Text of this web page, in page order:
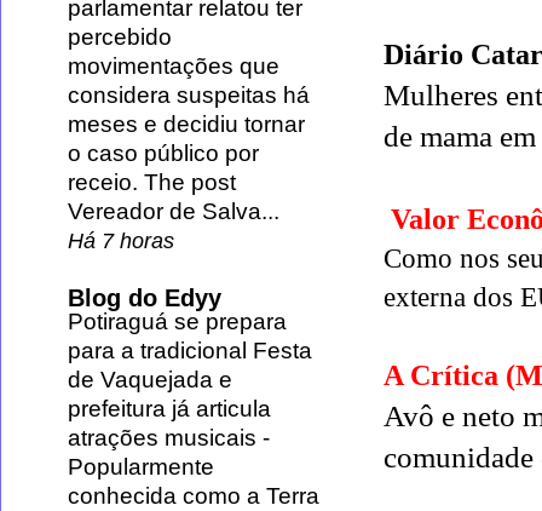
Diário
Mulheres
de mama
Valor
Como nos
externa dos
A Crítica
Avô e neto
comunidade
parlamentar relatou ter
percebido
movimentações que
considera suspeitas há
meses e decidiu tornar
o caso público por
receio. The post
Vereador de Salva...
Há 7 horas
Blog do Edyy
Potiraguá se prepara
para a tradicional Festa
de Vaquejada e
prefeitura já articula
atrações musicais -
Popularmente
conhecida como a Terra